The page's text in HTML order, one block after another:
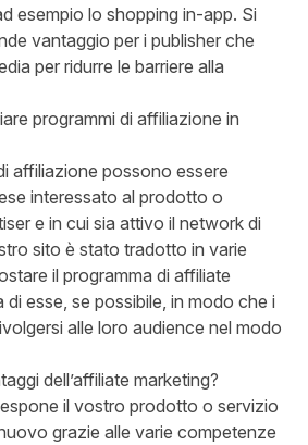
esempio lo shopping in-app. Si
vantaggio per i publisher che
per ridurre le barriere alla
programmi di affiliazione in
affiliazione possono essere
interessato al prodotto o
e in cui sia attivo il network di
sito è stato tradotto in varie
il programma di affiliate
di esse, se possibile, in modo che i
alle loro audience nel modo
dell’affiliate marketing?
espone il vostro prodotto o servizio
grazie alle varie competenze